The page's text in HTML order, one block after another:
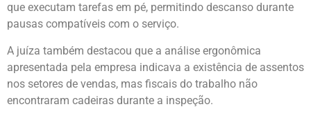
que executam tarefas em pé, permitindo descanso durante
pausas compatíveis com o serviço.
A juíza também destacou que a análise ergonômica
apresentada pela empresa indicava a existência de assentos
nos setores de vendas, mas fiscais do trabalho não
encontraram cadeiras durante a inspeção.